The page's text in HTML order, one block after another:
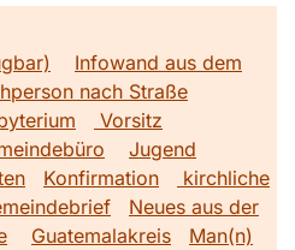
Infowand aus dem
nach Straße
Vorsitz
Jugend
Konfirmation
kirchliche
Neues aus der
Guatemalakreis
Man(n)